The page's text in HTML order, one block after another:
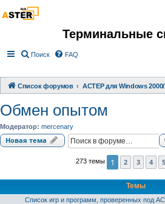
Терминальные
Поиск FAQ
Список форумов АСТЕР для Windows 2000/
Обмен опытом
Модератор: mercenary
Новая тема
273 темы 1 2 3 4 5
Темы
Список игр и программ, проверенных под